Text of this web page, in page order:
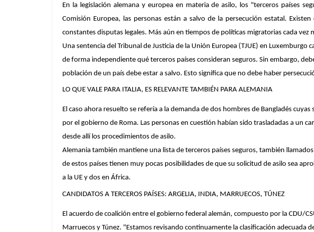
En la legislación alemana y europea en materia de asilo, los "terceros países
Comisión Europea, las personas están a salvo de la persecución estatal.
constantes disputas legales. Más aún en tiempos de políticas migratorias cada vez
Una sentencia del Tribunal de Justicia de la Unión Europea (TJUE) en
de forma independiente qué terceros países consideran seguros. Sin embargo,
población de un país debe estar a salvo. Esto significa que no debe haber
LO QUE VALE PARA ITALIA, ES RELEVANTE TAMBIÉN PARA ALEMANIA
El caso ahora resuelto se refería a la demanda de dos hombres de Bangladés
por el gobierno de Roma. Las personas en cuestión habían sido trasladadas a
desde allí los procedimientos de asilo.
Alemania también mantiene una lista de terceros países seguros, también
de estos países tienen muy pocas posibilidades de que su solicitud de asilo sea
a la UE y dos en África.
CANDIDATOS A TERCEROS PAÍSES: ARGELIA, INDIA, MARRUECOS, TÚNEZ
El acuerdo de coalición entre el gobierno federal alemán, compuesto por la CDU/
Marruecos y Túnez. "Estamos revisando continuamente la clasificación adecuada